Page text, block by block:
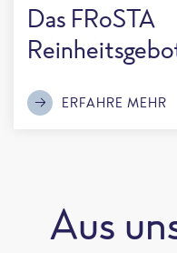
Das FRoSTA
ERFAHRE MEHR
Aus